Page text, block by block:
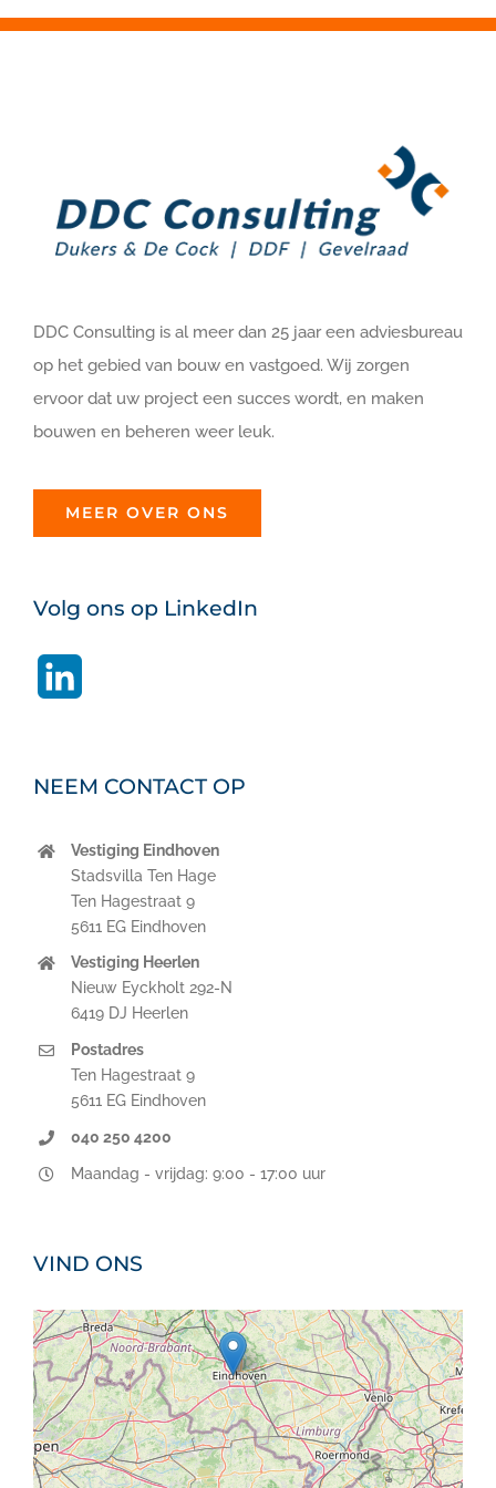
DDC Consulting is al meer dan 25 jaar een adviesbureau
op het gebied van bouw en vastgoed. Wij zorgen
ervoor dat uw project een succes wordt, en maken
bouwen en beheren weer leuk.
MEER OVER ONS
Volg ons op LinkedIn
NEEM CONTACT OP
Vestiging Eindhoven
Stadsvilla Ten Hage
Ten Hagestraat 9
5611 EG Eindhoven
Vestiging Heerlen
Nieuw Eyckholt 292-N
6419 DJ Heerlen
Postadres
Ten Hagestraat 9
5611 EG Eindhoven
040 250 4200
Maandag - vrijdag: 9:00 - 17:00 uur
VIND ONS